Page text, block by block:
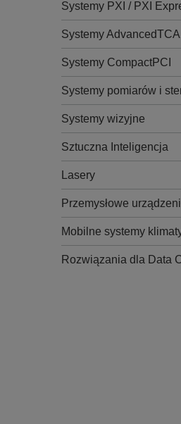
Systemy PXI / PXI
Systemy AdvancedTCA
Systemy CompactPCI
Systemy pomiarów i
Systemy wizyjne
Sztuczna Inteligencja
Lasery
Przemysłowe
Mobilne systemy
Rozwiązania dla Data